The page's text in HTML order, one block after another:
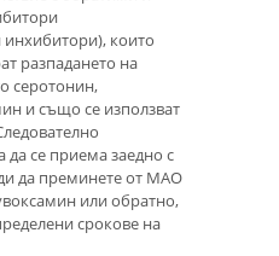
които
разпадането на
серотонин,
и също се използват
се приема заедно с
да преминете от МАО
или обратно,
срокове на